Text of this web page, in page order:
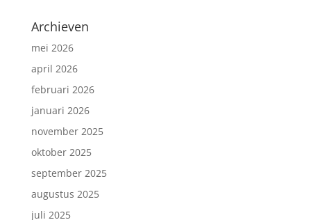
Archieven
mei 2026
april 2026
februari 2026
januari 2026
november 2025
oktober 2025
september 2025
augustus 2025
juli 2025